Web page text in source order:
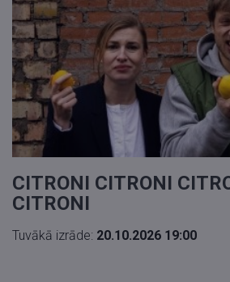
CITRONI CITRONI
CITRONI
Tuvākā izrāde: 20.10.2026 19:00